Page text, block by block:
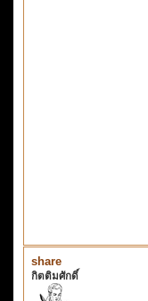
share
กิตติมศักดิ์